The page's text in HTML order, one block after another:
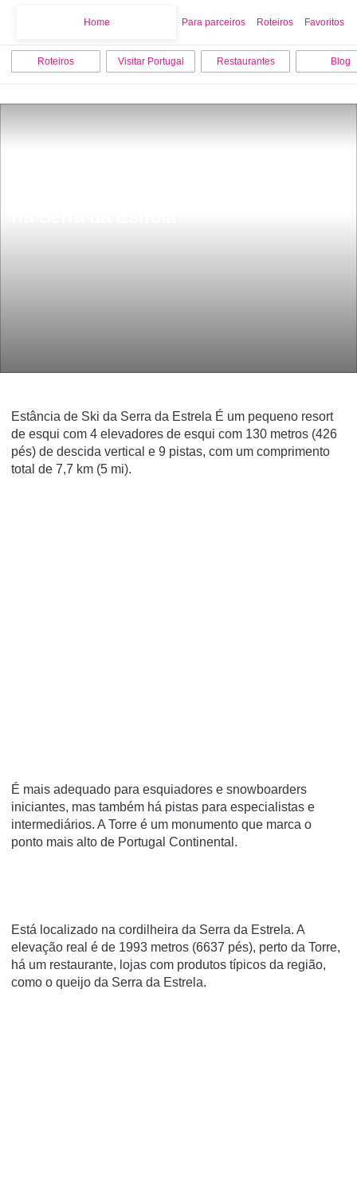
Home Para parceiros Roteiros Favoritos
Roteiros Visitar Portugal Restaurantes Blog
Estância de Ski da Serra da Estrela É um pequeno resort
de esqui com 4 elevadores de esqui com 130 metros (426
pés) de descida vertical e 9 pistas, com um comprimento
total de 7,7 km (5 mi).
É mais adequado para esquiadores e snowboarders
iniciantes, mas também há pistas para especialistas e
intermediários. A Torre é um monumento que marca o
ponto mais alto de Portugal Continental.
Está localizado na cordilheira da Serra da Estrela. A
elevação real é de 1993 metros (6637 pés), perto da Torre,
há um restaurante, lojas com produtos típicos da região,
como o queijo da Serra da Estrela.